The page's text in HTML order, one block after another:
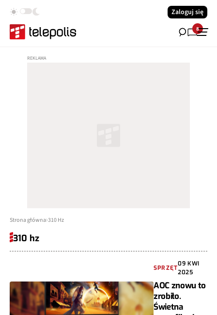
Zaloguj się
8
Strona główna 310 Hz
310 hz
SPRZĘT
09 KWI
2025
AOC znowu to
zrobiło.
Świetna